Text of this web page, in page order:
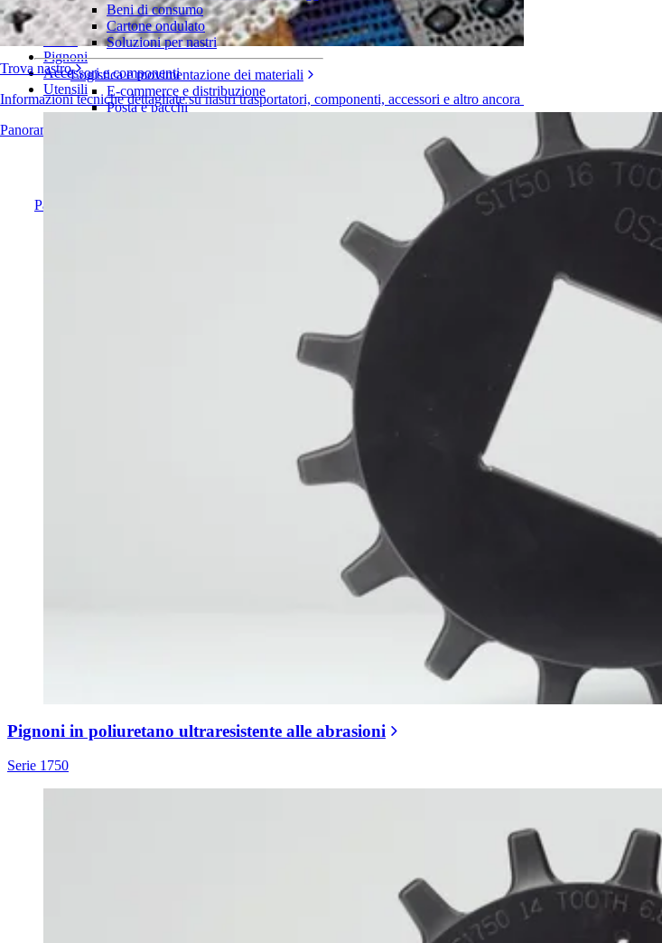
Trova nastro
Informazioni tecniche dettagliate su nastri trasportatori, componenti, accessori e altro ancora
Panoramica dei prodotti
Beni di consumo
Cartone ondulato
Soluzioni per nastri
Logistica e movimentazione dei materiali
E-commerce e distribuzione
Posta e pacchi
Panoramica dei settori
Nastri
Pignoni
Accessori e componenti
Utensili
Pignoni in poliuretano ultraresistente alle abrasioni
Serie 1750